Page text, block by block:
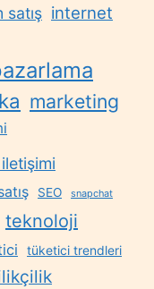
satış internet
marketing
SEO snapchat
teknoloji
tüketici trendleri